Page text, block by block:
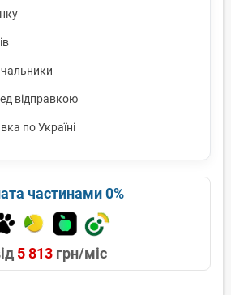
відправкою
по Україні
частинами 0%
5 813грн/міс